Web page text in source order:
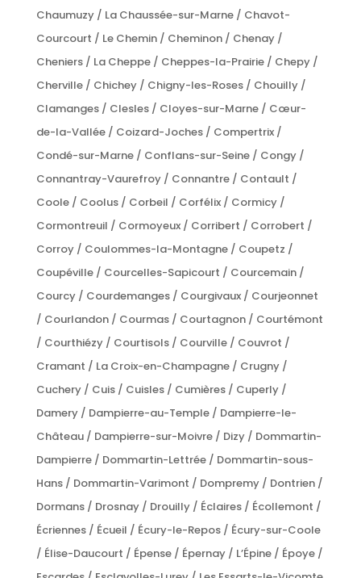
Chaumuzy / La Chaussée-sur-Marne / Chavot-
Courcourt / Le Chemin / Cheminon / Chenay /
Cheniers / La Cheppe / Cheppes-la-Prairie / Chepy /
Cherville / Chichey / Chigny-les-Roses / Chouilly /
Clamanges / Clesles / Cloyes-sur-Marne / Cœur-
de-la-Vallée / Coizard-Joches / Compertrix /
Condé-sur-Marne / Conflans-sur-Seine / Congy /
Connantray-Vaurefroy / Connantre / Contault /
Coole / Coolus / Corbeil / Corfélix / Cormicy /
Cormontreuil / Cormoyeux / Corribert / Corrobert /
Corroy / Coulommes-la-Montagne / Coupetz /
Coupéville / Courcelles-Sapicourt / Courcemain /
Courcy / Courdemanges / Courgivaux / Courjeonnet
/ Courlandon / Courmas / Courtagnon / Courtémont
/ Courthiézy / Courtisols / Courville / Couvrot /
Cramant / La Croix-en-Champagne / Crugny /
Cuchery / Cuis / Cuisles / Cumières / Cuperly /
Damery / Dampierre-au-Temple / Dampierre-le-
Château / Dampierre-sur-Moivre / Dizy / Dommartin-
Dampierre / Dommartin-Lettrée / Dommartin-sous-
Hans / Dommartin-Varimont / Dompremy / Dontrien /
Dormans / Drosnay / Drouilly / Éclaires / Écollemont /
Écriennes / Écueil / Écury-le-Repos / Écury-sur-Coole
/ Élise-Daucourt / Épense / Épernay / L’Épine / Époye /